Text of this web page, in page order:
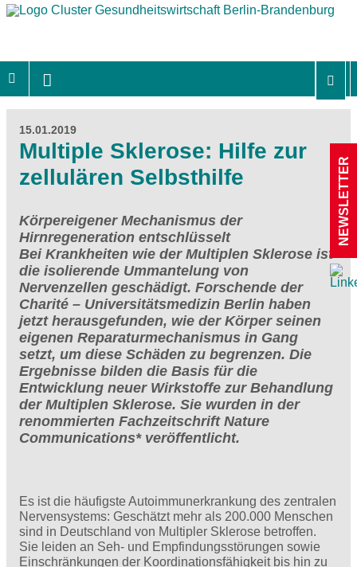
15.01.2019
Multiple Sklerose: Hilfe zur
zellulären Selbsthilfe
Körpereigener Mechanismus der
Hirnregeneration entschlüsselt
Bei Krankheiten wie der Multiplen Sklerose ist
die isolierende Ummantelung von
Nervenzellen geschädigt. Forschende der
Charité – Universitätsmedizin Berlin haben
jetzt herausgefunden, wie der Körper seinen
eigenen Reparaturmechanismus in Gang
setzt, um diese Schäden zu begrenzen. Die
Ergebnisse bilden die Basis für die
Entwicklung neuer Wirkstoffe zur Behandlung
der Multiplen Sklerose. Sie wurden in der
renommierten Fachzeitschrift Nature
Communications* veröffentlicht.
Es ist die häufigste Autoimmunerkrankung des zentralen
Nervensystems: Geschätzt mehr als 200.000 Menschen
sind in Deutschland von Multipler Sklerose betroffen.
Sie leiden an Seh- und Empfindungsstörungen sowie
Einschränkungen der Koordinationsfähigkeit bis hin zu
NEWSLETTER